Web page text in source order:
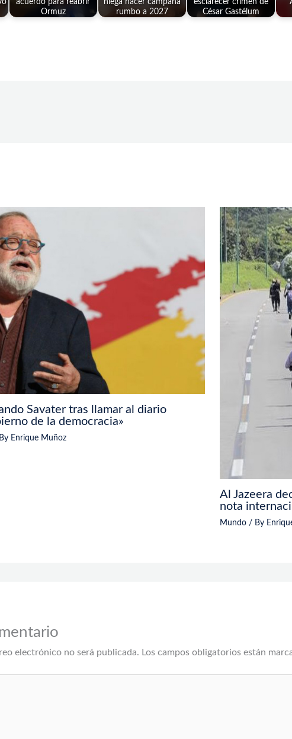
Ormuz
rumbo a 2027
César Gastélum
Savater tras llamar al diario
de la democracia»
Enrique Muñoz
Al Jazeera
nota
Mundo/ By
electrónico no será publicada. Los campos obligatorios están